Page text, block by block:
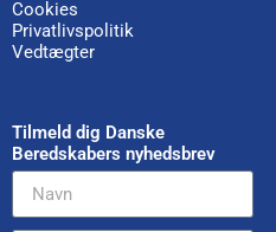
Cookies
Privatlivspolitik
Vedtægter
Tilmeld dig Danske
Beredskabers nyhedsbrev